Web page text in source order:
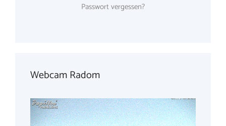
Passwort vergessen?
Webcam Radom